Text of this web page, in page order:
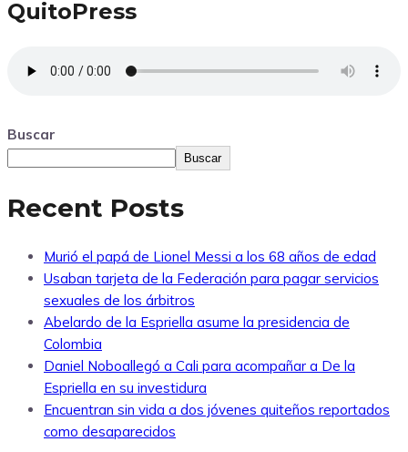
QuitoPress
Buscar
Buscar
Recent Posts
Murió el papá de Lionel Messi a los 68 años de edad
Usaban tarjeta de la Federación para pagar servicios
sexuales de los árbitros
Abelardo de la Espriella asume la presidencia de
Colombia
Daniel Noboallegó a Cali para acompañar a De la
Espriella en su investidura
Encuentran sin vida a dos jóvenes quiteños reportados
como desaparecidos